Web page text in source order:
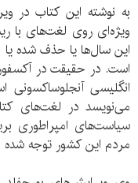
به نوشته این کتاب در
ویژه‌ای روی لغت‌های با
این سال‌ها یا حذف شده یا
است. در حقیقت در
انگلیسی
می‌نویسد در لغت‌های
سیاست‌های امپراطوری
مردم این کشور توجه